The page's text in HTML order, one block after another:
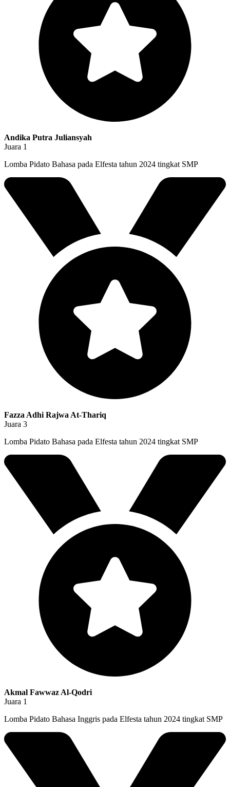
Andika Putra Juliansyah
Juara 1
Lomba Pidato Bahasa pada Elfesta tahun 2024 tingkat SMP
Fazza Adhi Rajwa At-Thariq
Juara 3
Lomba Pidato Bahasa pada Elfesta tahun 2024 tingkat SMP
Akmal Fawwaz Al-Qodri
Juara 1
Lomba Pidato Bahasa Inggris pada Elfesta tahun 2024 tingkat SMP